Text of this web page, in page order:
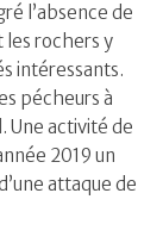
l’absence de
les rochers y
intéressants.
pécheurs à
Une activité de
2019 un
attaque de